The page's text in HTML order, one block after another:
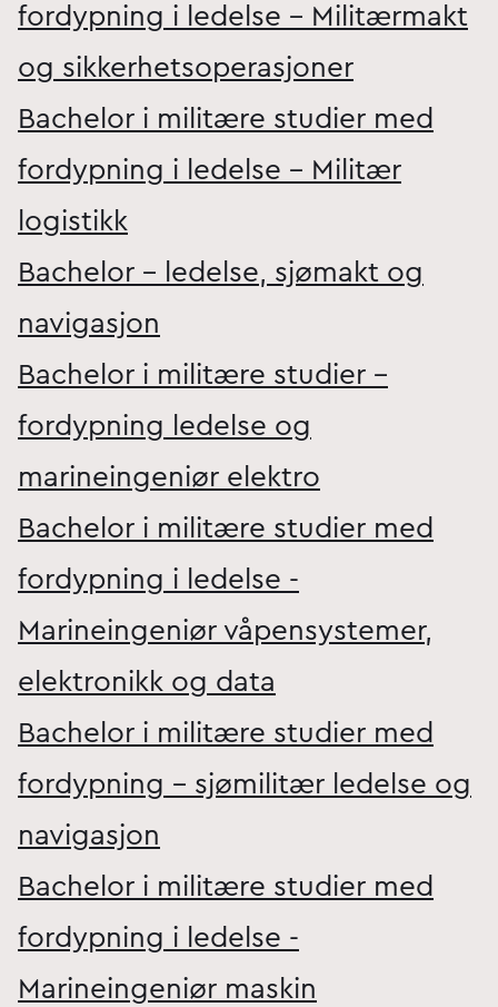
fordypning i ledelse - Militærmakt
og sikkerhetsoperasjoner
Bachelor i militære studier med
fordypning i ledelse - Militær
logistikk
Bachelor - ledelse, sjømakt og
navigasjon
Bachelor i militære studier –
fordypning ledelse og
marineingeniør elektro
Bachelor i militære studier med
fordypning i ledelse -
Marineingeniør våpensystemer,
elektronikk og data
Bachelor i militære studier med
fordypning - sjømilitær ledelse og
navigasjon
Bachelor i militære studier med
fordypning i ledelse -
Marineingeniør maskin